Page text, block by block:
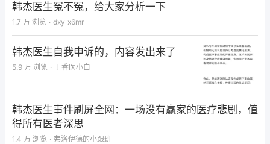
韩杰医生冤不冤，给大家分析一下
1.7 万 浏览 · dxy_x6mr
韩杰医生自我申诉的，内容发出来了
5.9 万 浏览 · 丁香医小白
韩杰医生事件刷屏全网：一场没有赢家的医疗悲剧，值
得所有医者深思
1.4 万 浏览 · 弗洛伊德的小跟班